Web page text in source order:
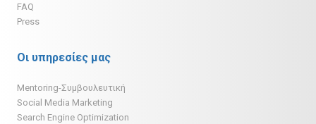
FAQ
Press
Οι υπηρεσίες μας
Mentoring-Συμβουλευτική
Social Media Marketing
Search Engine Optimization